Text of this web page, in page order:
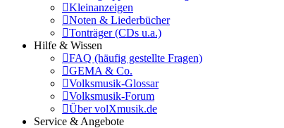
Kleinanzeigen
Noten & Liederbücher
Tonträger (CDs u.a.)
Hilfe & Wissen
FAQ (häufig gestellte Fragen)
GEMA & Co.
Volksmusik-Glossar
Volksmusik-Forum
Über volXmusik.de
Service & Angebote